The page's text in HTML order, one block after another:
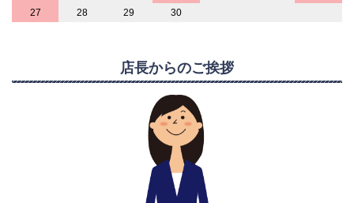
27
28 29 30
店長からのご挨拶